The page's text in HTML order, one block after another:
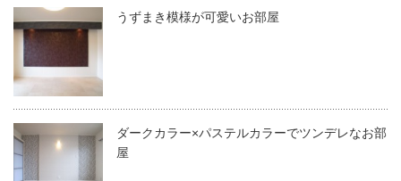
うずまき模様が可愛いお部屋
ダークカラー×パステルカラーでツンデレなお部
屋